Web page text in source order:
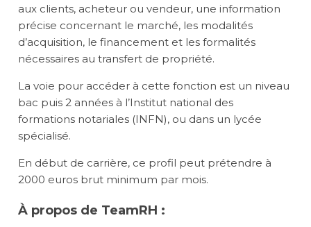
aux clients, acheteur ou vendeur, une information
précise concernant le marché, les modalités
d’acquisition, le financement et les formalités
nécessaires au transfert de propriété.
La voie pour accéder à cette fonction est un niveau
bac puis 2 années à l’Institut national des
formations notariales (INFN), ou dans un lycée
spécialisé.
En début de carrière, ce profil peut prétendre à
2000 euros brut minimum par mois.
À propos de TeamRH :